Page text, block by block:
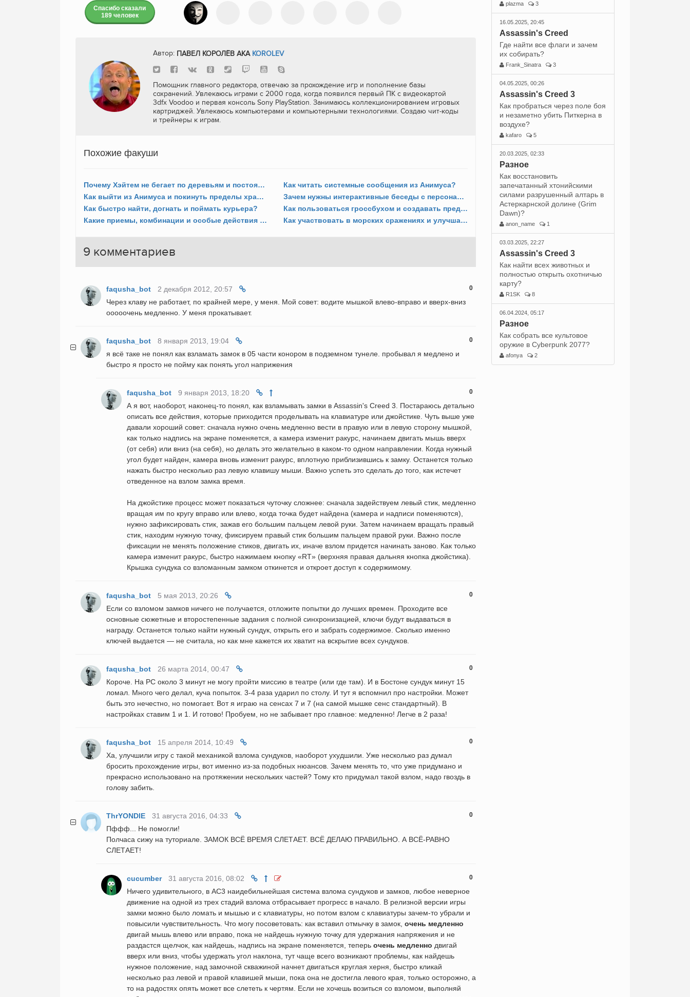
Спасибо сказали
189 человек
Автор: ПАВЕЛ КОРОЛЁВ AKA KOROLEV
Помощник главного редактора, отвечаю за прохождение игр и пополнение базы
сохранений. Увлекаюсь играми с 2000 года, когда появился первый ПК с видеокартой
3dfx Voodoo и первая консоль Sony PlayStation. Занимаюсь коллекционированием игровых
картриджей. Увлекаюсь компьютерами и компьютерными технологиями. Создаю чит-коды
и трейнеры к играм.
Похожие факуши
Почему Хэйтем не бегает по деревьям и постоянно срывается?
Как читать системные сообщения из Анимуса?
Как выйти из Анимуса и покинуть пределы храма?
Зачем нужны интерактивные беседы с персонажами?
Как быстро найти, догнать и поймать курьера?
Как пользоваться гроссбухом и создавать предметы?
Какие приемы, комбинации и особые действия доступны в бою?
Как участвовать в морских сражениях и улучшать корабль?
9 комментариев
faqusha_bot 2 декабря 2012, 20:57 0
Через клаву не работает, по крайней мере, у меня. Мой совет: водите мышкой влево-вправо и вверх-вниз
ооооочень медленно. У меня прокатывает.
faqusha_bot 8 января 2013, 19:04 0
я всё таке не понял как взламать замок в 05 части конором в подземном тунеле. пробывал я медлено и
быстро я просто не пойму как понять угол наприжения
faqusha_bot 9 января 2013, 18:20 0
А я вот, наоборот, наконец-то понял, как взламывать замки в Assassin's Creed 3. Постараюсь детально
описать все действия, которые приходится проделывать на клавиатуре или джойстике. Чуть выше уже
давали хороший совет: сначала нужно очень медленно вести в правую или в левую сторону мышкой,
как только надпись на экране поменяется, а камера изменит ракурс, начинаем двигать мышь вверх
(от себя) или вниз (на себя), но делать это желательно в каком-то одном направлении. Когда нужный
угол будет найден, камера вновь изменит ракурс, вплотную приблизившись к замку. Останется только
нажать быстро несколько раз левую клавишу мыши. Важно успеть это сделать до того, как истечет
отведенное на взлом замка время.
На джойстике процесс может показаться чуточку сложнее: сначала задействуем левый стик, медленно
вращая им по кругу вправо или влево, когда точка будет найдена (камера и надписи поменяются),
нужно зафиксировать стик, зажав его большим пальцем левой руки. Затем начинаем вращать правый
стик, находим нужную точку, фиксируем правый стик большим пальцем правой руки. Важно после
фиксации не менять положение стиков, двигать их, иначе взлом придется начинать заново. Как только
камера изменит ракурс, быстро нажимаем кнопку «RT» (верхняя правая дальняя кнопка джойстика).
Крышка сундука со взломанным замком откинется и откроет доступ к содержимому.
faqusha_bot 5 мая 2013, 20:26 0
Если со взломом замков ничего не получается, отложите попытки до лучших времен. Проходите все
основные сюжетные и второстепенные задания с полной синхронизацией, ключи будут выдаваться в
награду. Останется только найти нужный сундук, открыть его и забрать содержимое. Сколько именно
ключей выдается — не считала, но как мне кажется их хватит на вскрытие всех сундуков.
faqusha_bot 26 марта 2014, 00:47 0
Короче. На PC около 3 минут не могу пройти миссию в театре (или где там). И в Бостоне сундук минут 15
ломал. Много чего делал, куча попыток. 3-4 раза ударил по столу. И тут я вспомнил про настройки. Может
быть это нечестно, но помогает. Вот я играю на сенсах 7 и 7 (на самой мышке сенс стандартный). В
настройках ставим 1 и 1. И готово! Пробуем, но не забывает про главное: медленно! Легче в 2 раза!
faqusha_bot 15 апреля 2014, 10:49 0
Ха, улучшили игру с такой механикой взлома сундуков, наоборот ухудшили. Уже несколько раз думал
бросить прохождение игры, вот именно из-за подобных нюансов. Зачем менять то, что уже придумано и
прекрасно использовано на протяжении нескольких частей? Тому кто придумал такой взлом, надо гвоздь в
голову забить.
ThrYONDIE 31 августа 2016, 04:33 0
Пффф... Не помогли!
Полчаса сижу на туториале. ЗАМОК ВСЁ ВРЕМЯ СЛЕТАЕТ. ВСЁ ДЕЛАЮ ПРАВИЛЬНО. А ВСЁ-РАВНО
СЛЕТАЕТ!
cucumber 31 августа 2016, 08:02 0
Ничего удивительного, в AC3 наидебильнейшая система взлома сундуков и замков, любое неверное
движение на одной из трех стадий взлома отбрасывает прогресс в начало. В релизной версии игры
замки можно было ломать и мышью и с клавиатуры, но потом взлом с клавиатуры зачем-то убрали и
повысили чувствительность. Что могу посоветовать: как вставил отмычку в замок, очень медленно
двигай мышь влево или вправо, пока не найдешь нужную точку для удержания напряжения и не
раздастся щелчок, как найдешь, надпись на экране поменяется, теперь очень медленно двигай
вверх или вниз, чтобы удержать угол наклона, тут чаще всего возникают проблемы, как найдешь
нужное положение, над замочной скважиной начнет двигаться круглая херня, быстро кликай
несколько раз левой и правой клавишей мыши, пока она не достигла левого края, только осторожно, а
то на радостях опять может все слететь к чертям. Если не хочешь возиться со взломом, выполняй
plazma 3
16.05.2025, 20:45
Assassin's Creed
Где найти все флаги и зачем
их собирать?
Frank_Sinatra 3
04.05.2025, 00:26
Assassin's Creed 3
Как пробраться через поле боя
и незаметно убить Питкерна в
воздухе?
kafaro 5
20.03.2025, 02:33
Разное
Как восстановить
запечатанный хтонийскими
силами разрушенный алтарь в
Астеркарнской долине (Grim
Dawn)?
anon_name 1
03.03.2025, 22:27
Assassin's Creed 3
Как найти всех животных и
полностью открыть охотничью
карту?
R1SK 8
06.04.2024, 05:17
Разное
Как собрать все культовое
оружие в Cyberpunk 2077?
afonya 2